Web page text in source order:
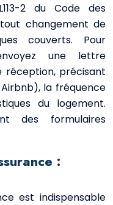
2 du Code des
changement de
couverts. Pour
une lettre
réception, précisant
la fréquence
du logement.
des formulaires
:
est indispensable